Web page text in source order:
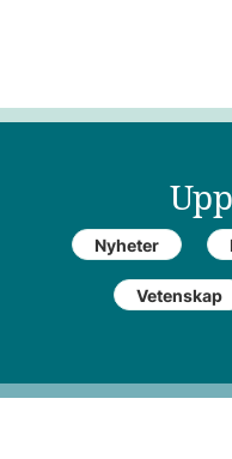
Nyheter
Vetenskap